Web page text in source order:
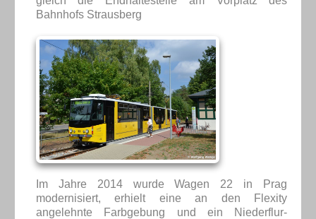
Bahnhofs Strausberg
Im Jahre 2014 wurde Wagen 22 in Prag
modernisiert, erhielt eine an den Flexity
angelehnte Farbgebung und ein Niederflur-